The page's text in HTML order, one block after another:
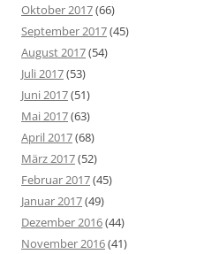
Oktober 2017(66)
September 2017(45)
August 2017(54)
Juli 2017(53)
Juni 2017(51)
Mai 2017(63)
April 2017(68)
März 2017(52)
Februar 2017(45)
Januar 2017(49)
Dezember 2016(44)
November 2016(41)